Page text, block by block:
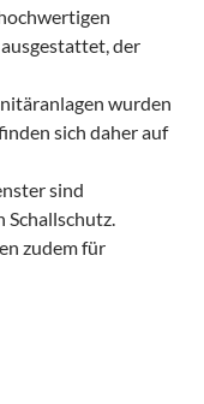
der
wurden
sich daher auf
sind
zudem für